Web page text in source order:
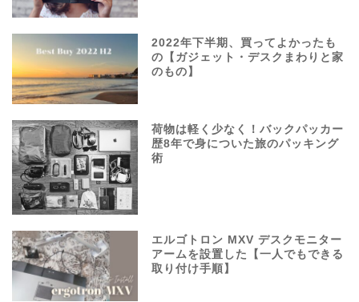
2022年下半期、買ってよかったも
の【ガジェット・デスクまわりと家
のもの】
荷物は軽く少なく！バックパッカー
歴8年で身についた旅のパッキング
術
エルゴトロン MXV デスクモニター
アームを設置した【一人でもできる
取り付け手順】